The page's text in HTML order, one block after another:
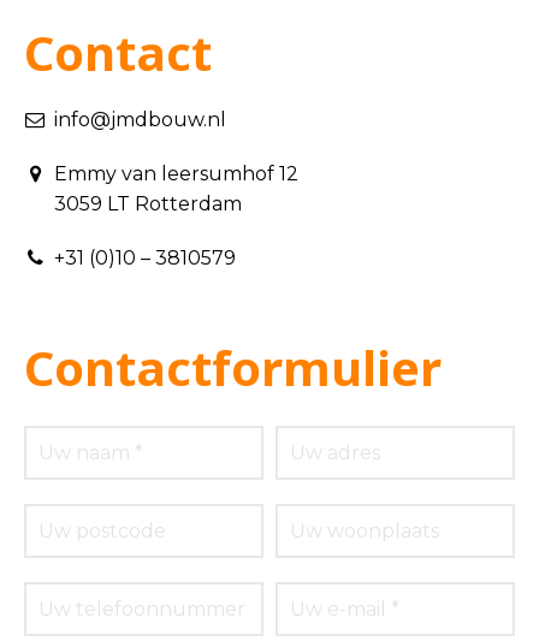
Contact
info@jmdbouw.nl
Emmy van leersumhof 12
3059 LT Rotterdam
+31 (0)10 – 3810579
Contactformulier